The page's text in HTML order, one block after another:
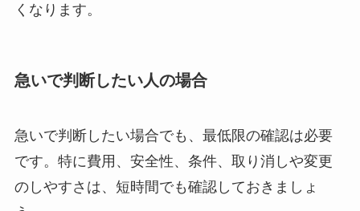
くなります。
急いで判断したい人の場合
急いで判断したい場合でも、最低限の確認は必要
です。特に費用、安全性、条件、取り消しや変更
のしやすさは、短時間でも確認しておきましょ